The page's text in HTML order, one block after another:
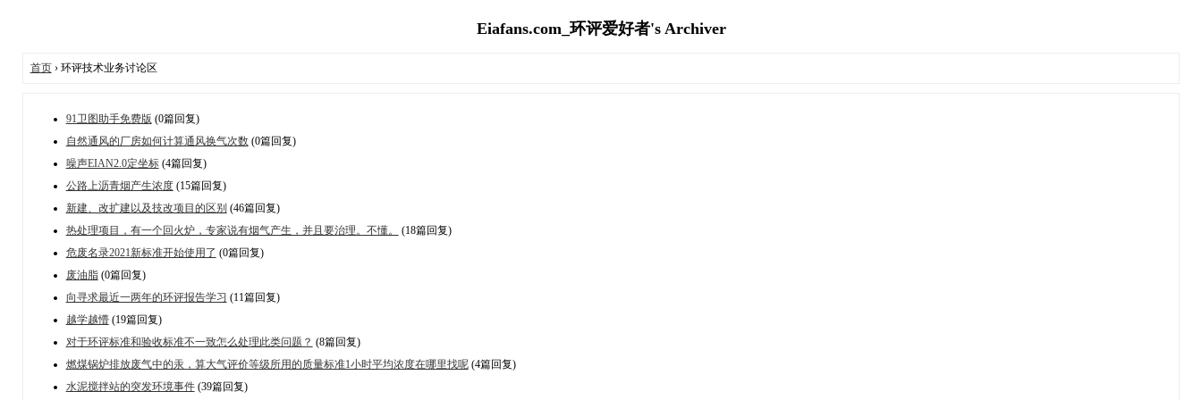
Eiafans.com_环评爱好者's Archiver
首页› 环评技术业务讨论区
91卫图助手免费版 (0篇回复)
自然通风的厂房如何计算通风换气次数(0篇回复)
噪声EIAN2.0定坐标(4篇回复)
公路上沥青烟产生浓度(15篇回复)
新建、改扩建以及技改项目的区别 (46篇回复)
热处理项目，有一个回火炉，专家说有烟气产生，并且要治理。不懂。
(18篇回复)
危废名录2021新标准开始使用了 (0篇回复)
废油脂(0篇回复)
向寻求最近一两年的环评报告学习 (11篇回复)
越学越懵(19篇回复)
对于环评标准和验收标准不一致怎么处理此类问题？ (8篇回复)
燃煤锅炉排放废气中的汞，算大气评价等级所用的质量标准1小时平均浓度在哪里找呢(4篇回复)
水泥搅拌站的突发环境事件(39篇回复)